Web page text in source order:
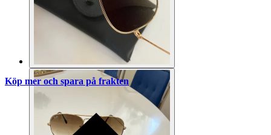
Köp mer och spara på frakten